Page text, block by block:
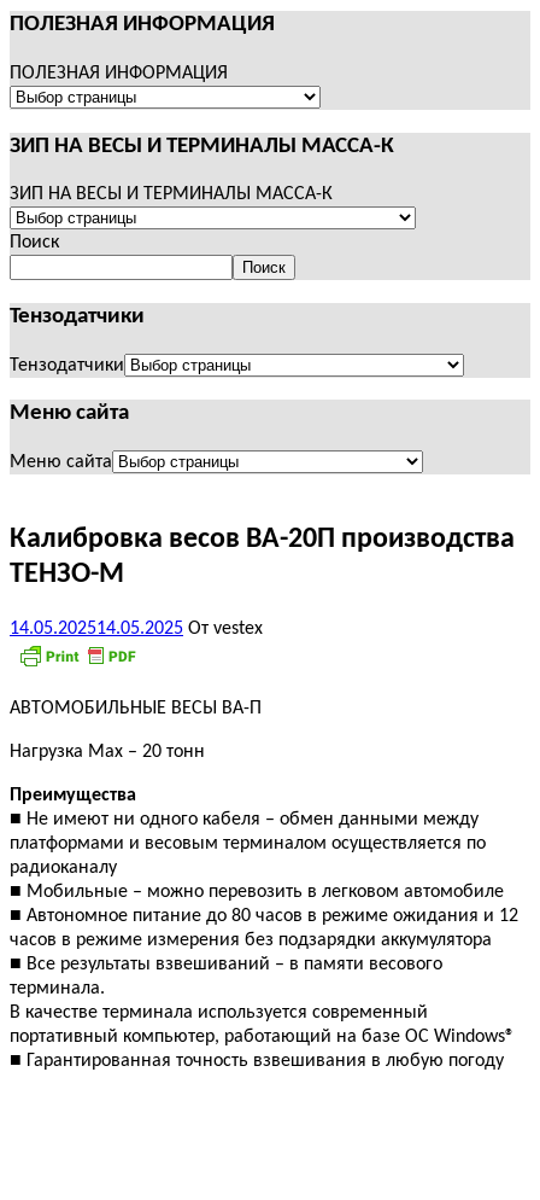
ПОЛЕЗНАЯ ИНФОРМАЦИЯ
ПОЛЕЗНАЯ ИНФОРМАЦИЯ
ЗИП НА ВЕСЫ И ТЕРМИНАЛЫ МАССА-К
ЗИП НА ВЕСЫ И ТЕРМИНАЛЫ МАССА-К
Поиск
Поиск
Тензодатчики
Тензодатчики
Меню сайта
Меню сайта
Калибровка весов ВА-20П производства
ТЕНЗО-М
14.05.202514.05.2025 От vestex
АВТОМОБИЛЬНЫЕ ВЕСЫ ВА-П
Нагрузка Max – 20 тонн
Преимущества
■ Не имеют ни одного кабеля – обмен данными между
платформами и весовым терминалом осуществляется по
радиоканалу
■ Мобильные – можно перевозить в легковом автомобиле
■ Автономное питание до 80 часов в режиме ожидания и 12
часов в режиме измерения без подзарядки аккумулятора
■ Все результаты взвешиваний – в памяти весового
терминала.
В качестве терминала используется современный
портативный компьютер, работающий на базе ОС Windows®
■ Гарантированная точность взвешивания в любую погоду